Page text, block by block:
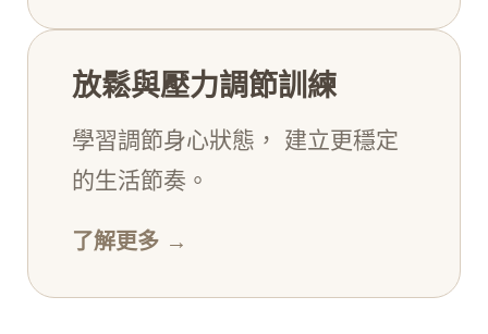
放鬆與壓力調節訓練
學習調節身心狀態， 建立更穩定
的生活節奏。
了解更多 →